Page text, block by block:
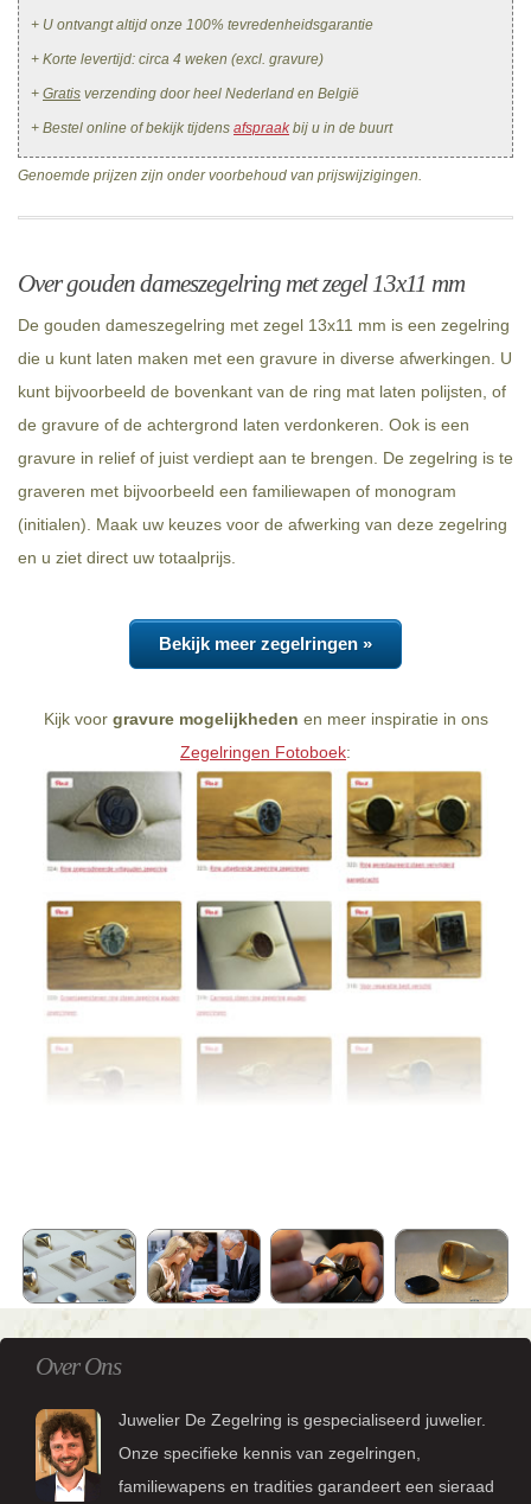
+ U ontvangt altijd onze 100% tevredenheidsgarantie
+ Korte levertijd: circa 4 weken (excl. gravure)
+ Gratis verzending door heel Nederland en België
+ Bestel online of bekijk tijdens afspraakbij u in de buurt
Genoemde prijzen zijn onder voorbehoud van prijswijzigingen.
Over gouden dameszegelring met zegel 13x11 mm
De gouden dameszegelring met zegel 13x11 mm is een zegelring
die u kunt laten maken met een gravure in diverse afwerkingen. U
kunt bijvoorbeeld de bovenkant van de ring mat laten polijsten, of
de gravure of de achtergrond laten verdonkeren. Ook is een
gravure in relief of juist verdiept aan te brengen. De zegelring is te
graveren met bijvoorbeeld een familiewapen of monogram
(initialen). Maak uw keuzes voor de afwerking van deze zegelring
en u ziet direct uw totaalprijs.
Bekijk meer zegelringen »
Kijk voor gravure mogelijkheden en meer inspiratie in ons
Zegelringen Fotoboek:
Over Ons
Juwelier De Zegelring is gespecialiseerd juwelier.
Onze specifieke kennis van zegelringen,
familiewapens en tradities garandeert een sieraad